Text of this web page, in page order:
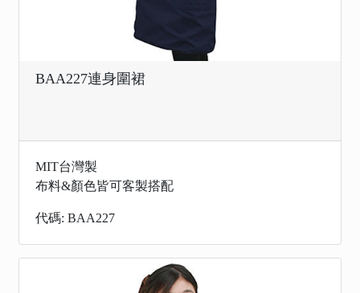
BAA227連身圍裙
MIT台灣製
布料&顏色皆可客製搭配
代碼: BAA227